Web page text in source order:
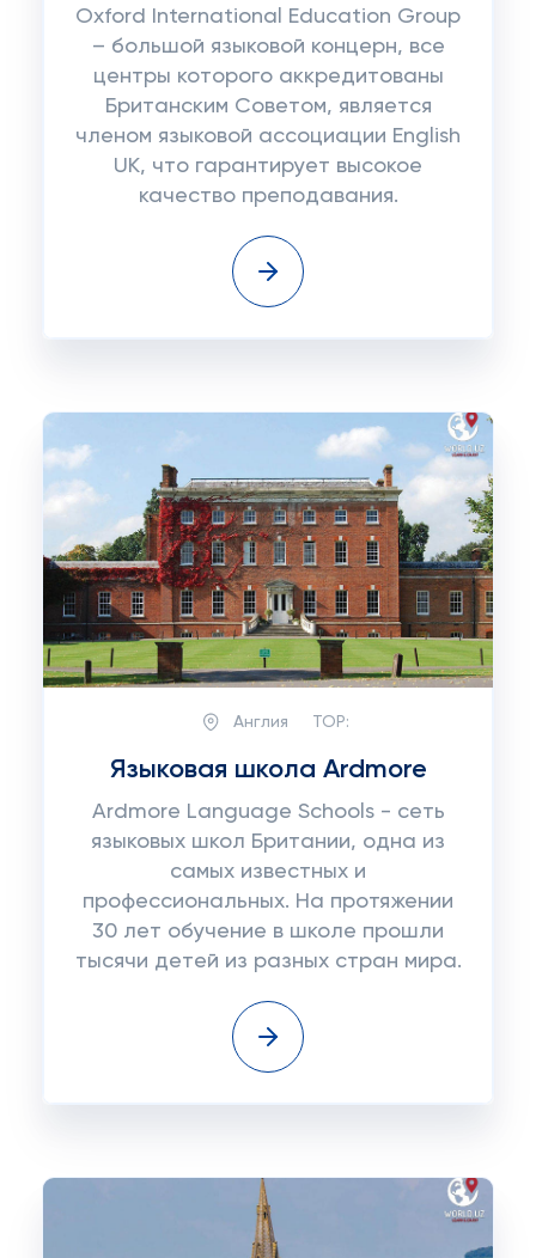
Oxford International Education Group
– большой языковой концерн, все
центры которого аккредитованы
Британским Советом, является
членом языковой ассоциации English
UK, что гарантирует высокое
качество преподавания.
Англия TOP:
Языковая школа Ardmore
Ardmore Language Schools - сеть
языковых школ Британии, одна из
самых известных и
профессиональных. На протяжении
30 лет обучение в школе прошли
тысячи детей из разных стран мира.